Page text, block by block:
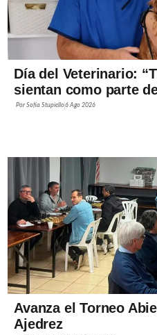
Día del Veterinario:
sientan como parte
PorSofía Stupiello6 Ago 2026
Avanza el Torneo
Ajedrez